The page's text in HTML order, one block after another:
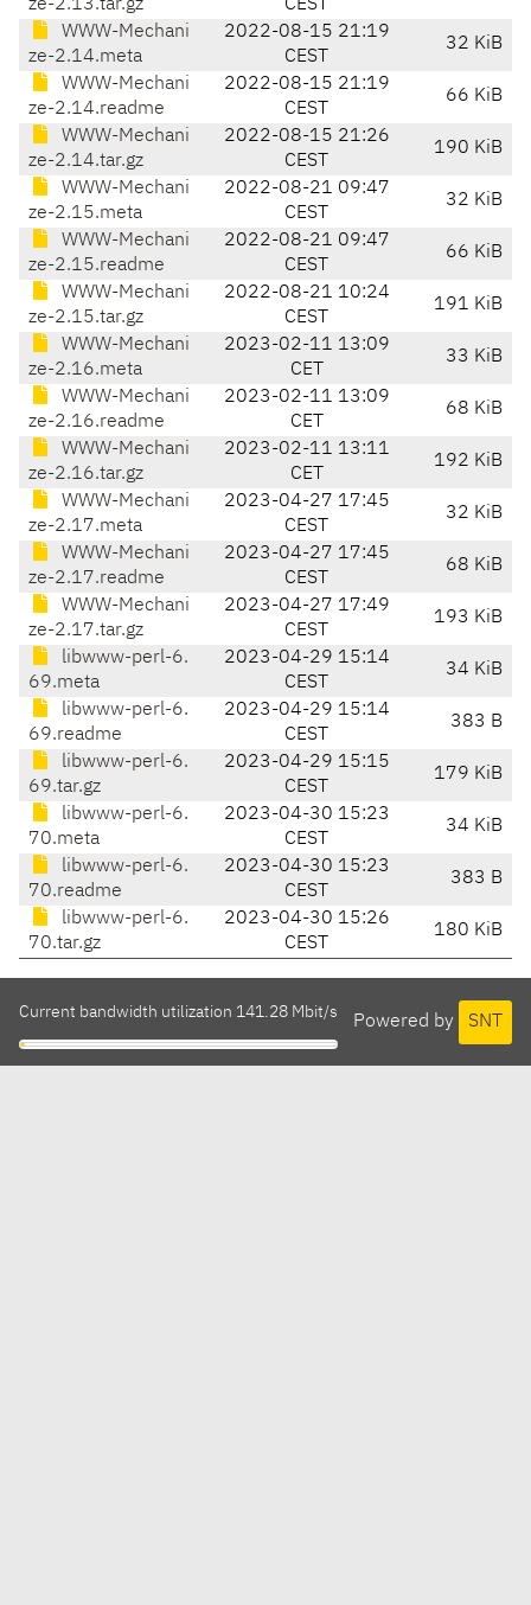
ze-2.13.tar.gz CEST
WWW-Mechani
ze-2.14.meta
2022-08-15 21:19
CEST
32 KiB
WWW-Mechani
ze-2.14.readme
2022-08-15 21:19
CEST
66 KiB
WWW-Mechani
ze-2.14.tar.gz
2022-08-15 21:26
CEST
190 KiB
WWW-Mechani
ze-2.15.meta
2022-08-21 09:47
CEST
32 KiB
WWW-Mechani
ze-2.15.readme
2022-08-21 09:47
CEST
66 KiB
WWW-Mechani
ze-2.15.tar.gz
2022-08-21 10:24
CEST
191 KiB
WWW-Mechani
ze-2.16.meta
2023-02-11 13:09
CET
33 KiB
WWW-Mechani
ze-2.16.readme
2023-02-11 13:09
CET
68 KiB
WWW-Mechani
ze-2.16.tar.gz
2023-02-11 13:11
CET
192 KiB
WWW-Mechani
ze-2.17.meta
2023-04-27 17:45
CEST
32 KiB
WWW-Mechani
ze-2.17.readme
2023-04-27 17:45
CEST
68 KiB
WWW-Mechani
ze-2.17.tar.gz
2023-04-27 17:49
CEST
193 KiB
libwww-perl-6.
69.meta
2023-04-29 15:14
CEST
34 KiB
libwww-perl-6.
69.readme
2023-04-29 15:14
CEST
383 B
libwww-perl-6.
69.tar.gz
2023-04-29 15:15
CEST
179 KiB
libwww-perl-6.
70.meta
2023-04-30 15:23
CEST
34 KiB
libwww-perl-6.
70.readme
2023-04-30 15:23
CEST
383 B
libwww-perl-6.
70.tar.gz
2023-04-30 15:26
CEST
180 KiB
Powered by SNT
Current bandwidth utilization 141.28 Mbit/s